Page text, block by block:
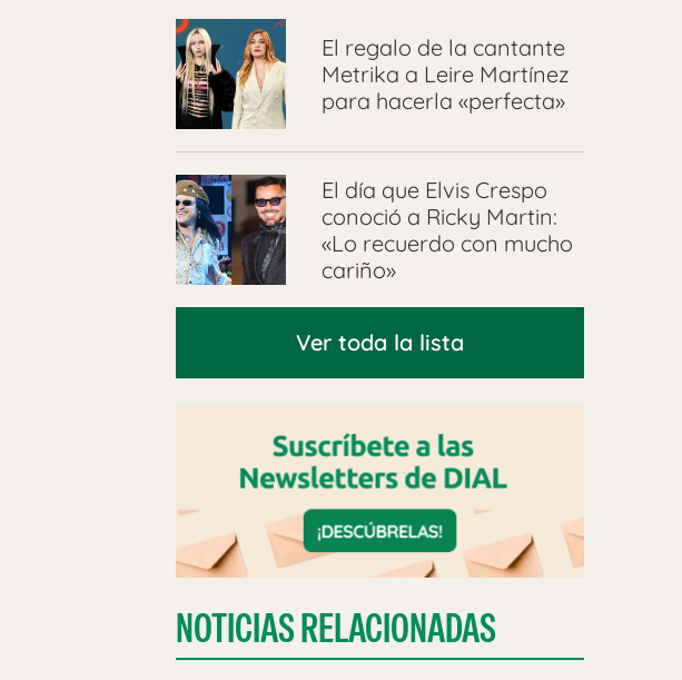
El regalo de la cantante
Metrika a Leire Martínez
para hacerla «perfecta»
El día que Elvis Crespo
conoció a Ricky Martin:
«Lo recuerdo con mucho
cariño»
Ver toda la lista
NOTICIAS RELACIONADAS